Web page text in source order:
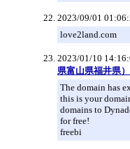
2023/09/01
love2land.com
2023/01/10
県富山県福井県）
The domain has
this is your
domains to
for free!
freebi